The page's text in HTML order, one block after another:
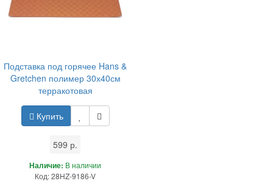
Подставка под горячее Hans &
Gretchen полимер 30х40см
терракотовая
Купить
599 р.
Наличие: В наличии
Код: 28HZ-9186-V